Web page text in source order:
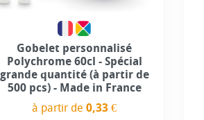
Gobelet personnalisé
Polychrome 60cl - Spécial
grande quantité (à partir de
500 pcs) - Made in France
à partir de0,33 €